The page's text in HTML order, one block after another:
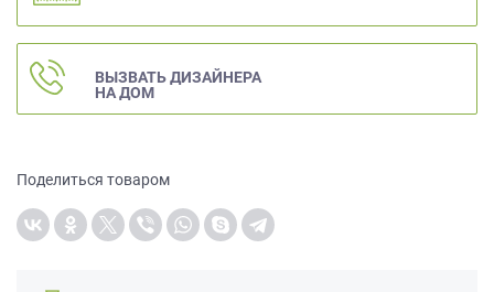
ВЫЗВАТЬ ДИЗАЙНЕРА
НА ДОМ
Поделиться товаром